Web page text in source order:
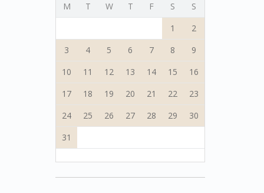
M T W T F S
S
1
2
3
4 5 6 7 8
9
10
11 12 13 14 15
16
17
18 19 20 21 22
23
24
25 26 27 28 29
30
31